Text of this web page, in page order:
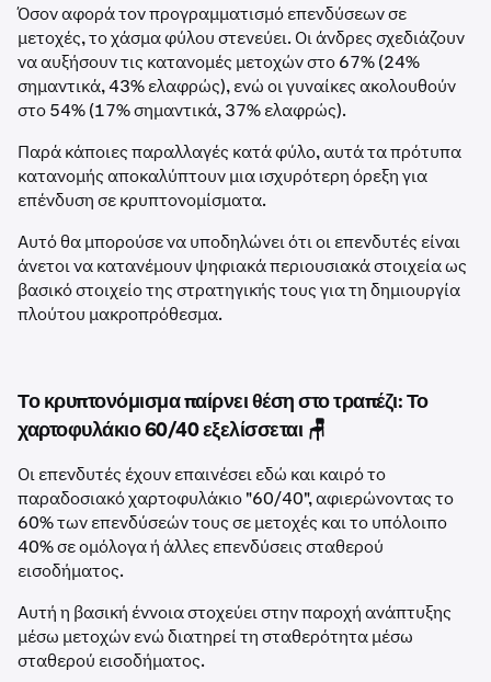
Όσον αφορά τον προγραμματισμό επενδύσεων σε
μετοχές, το χάσμα φύλου στενεύει. Οι άνδρες σχεδιάζουν
να αυξήσουν τις κατανομές μετοχών στο 67% (24%
σημαντικά, 43% ελαφρώς), ενώ οι γυναίκες ακολουθούν
στο 54% (17% σημαντικά, 37% ελαφρώς).
Παρά κάποιες παραλλαγές κατά φύλο, αυτά τα πρότυπα
κατανομής αποκαλύπτουν μια ισχυρότερη όρεξη για
επένδυση σε κρυπτονομίσματα.
Αυτό θα μπορούσε να υποδηλώνει ότι οι επενδυτές είναι
άνετοι να κατανέμουν ψηφιακά περιουσιακά στοιχεία ως
βασικό στοιχείο της στρατηγικής τους για τη δημιουργία
πλούτου μακροπρόθεσμα.
Το κρυπτονόμισμα παίρνει θέση στο τραπέζι: Το
χαρτοφυλάκιο 60/40 εξελίσσεται 🪑
Οι επενδυτές έχουν επαινέσει εδώ και καιρό το
παραδοσιακό χαρτοφυλάκιο "60/40", αφιερώνοντας το
60% των επενδύσεών τους σε μετοχές και το υπόλοιπο
40% σε ομόλογα ή άλλες επενδύσεις σταθερού
εισοδήματος.
Αυτή η βασική έννοια στοχεύει στην παροχή ανάπτυξης
μέσω μετοχών ενώ διατηρεί τη σταθερότητα μέσω
σταθερού εισοδήματος.